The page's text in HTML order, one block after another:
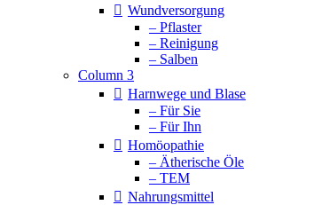
Wundversorgung
– Pflaster
– Reinigung
– Salben
Column 3
Harnwege und Blase
– Für Sie
– Für Ihn
Homöopathie
– Ätherische Öle
– TEM
Nahrungsmittel